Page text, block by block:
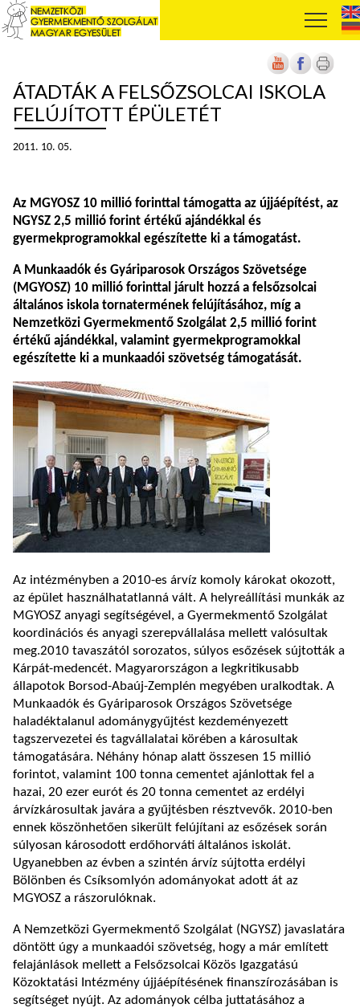
ÁTADTÁK A FELSŐZSOLCAI ISKOLA
FELÚJÍTOTT ÉPÜLETÉT
2011. 10. 05.
Az MGYOSZ 10 millió forinttal támogatta az újjáépítést, az
NGYSZ 2,5 millió forint értékű ajándékkal és
gyermekprogramokkal egészítette ki a támogatást.
A Munkaadók és Gyáriparosok Országos Szövetsége
(MGYOSZ) 10 millió forinttal járult hozzá a felsőzsolcai
általános iskola tornatermének felújításához, míg a
Nemzetközi Gyermekmentő Szolgálat 2,5 millió forint
értékű ajándékkal, valamint gyermekprogramokkal
egészítette ki a munkaadói szövetség támogatását.
Az intézményben a 2010-es árvíz komoly károkat okozott,
az épület használhatatlanná vált. A helyreállítási munkák az
MGYOSZ anyagi segítségével, a Gyermekmentő Szolgálat
koordinációs és anyagi szerepvállalása mellett valósultak
meg.2010 tavaszától sorozatos, súlyos esőzések sújtották a
Kárpát-medencét. Magyarországon a legkritikusabb
állapotok Borsod-Abaúj-Zemplén megyében uralkodtak. A
Munkaadók és Gyáriparosok Országos Szövetsége
haladéktalanul adománygyűjtést kezdeményezett
tagszervezetei és tagvállalatai körében a károsultak
támogatására. Néhány hónap alatt összesen 15 millió
forintot, valamint 100 tonna cementet ajánlottak fel a
hazai, 20 ezer eurót és 20 tonna cementet az erdélyi
árvízkárosultak javára a gyűjtésben résztvevők. 2010-ben
ennek köszönhetően sikerült felújítani az esőzések során
súlyosan károsodott erdőhorváti általános iskolát.
Ugyanebben az évben a szintén árvíz sújtotta erdélyi
Bölönben és Csíksomlyón adományokat adott át az
MGYOSZ a rászorulóknak.
A Nemzetközi Gyermekmentő Szolgálat (NGYSZ) javaslatára
döntött úgy a munkaadói szövetség, hogy a már említett
felajánlások mellett a Felsőzsolcai Közös Igazgatású
Közoktatási Intézmény újjáépítésének finanszírozásában is
segítséget nyújt. Az adományok célba juttatásához a